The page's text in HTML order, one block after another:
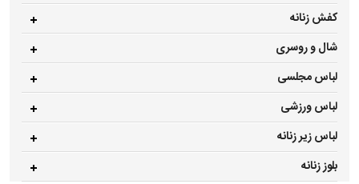
کفش زنانه
شال و روسری
لباس مجلسی
لباس ورزشی
لباس زیر زنانه
بلوز زنانه